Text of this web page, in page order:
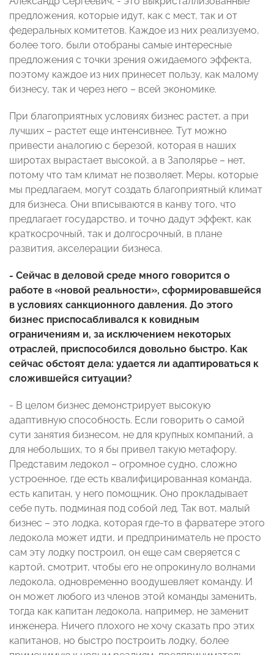
предложения, которые идут, как с мест, так и от
федеральных комитетов. Каждое из них реализуемо,
более того, были отобраны самые интересные
предложения с точки зрения ожидаемого эффекта,
поэтому каждое из них принесет пользу, как малому
бизнесу, так и через него – всей экономике.
При благоприятных условиях бизнес растет, а при
лучших – растет еще интенсивнее. Тут можно
привести аналогию с березой, которая в наших
широтах вырастает высокой, а в Заполярье – нет,
потому что там климат не позволяет. Меры, которые
мы предлагаем, могут создать благоприятный климат
для бизнеса. Они вписываются в канву того, что
предлагает государство, и точно дадут эффект, как
краткосрочный, так и долгосрочный, в плане
развития, акселерации бизнеса.
- Сейчас в деловой среде много говорится о
работе в «новой реальности», сформировавшейся
в условиях санкционного давления. До этого
бизнес приспосабливался к ковидным
ограничениям и, за исключением некоторых
отраслей, приспособился довольно быстро. Как
сейчас обстоят дела: удается ли адаптироваться к
сложившейся ситуации?
- В целом бизнес демонстрирует высокую
адаптивную способность. Если говорить о самой
сути занятия бизнесом, не для крупных компаний, а
для небольших, то я бы привел такую метафору.
Представим ледокол – огромное судно, сложно
устроенное, где есть квалифицированная команда,
есть капитан, у него помощник. Оно прокладывает
себе путь, подминая под собой лед. Так вот, малый
бизнес – это лодка, которая где-то в фарватере этого
ледокола может идти, и предприниматель не просто
сам эту лодку построил, он еще сам сверяется с
картой, смотрит, чтобы его не опрокинуло волнами
ледокола, одновременно воодушевляет команду. И
он может любого из членов этой команды заменить,
тогда как капитан ледокола, например, не заменит
инженера. Ничего плохого не хочу сказать про этих
капитанов, но быстро построить лодку, более